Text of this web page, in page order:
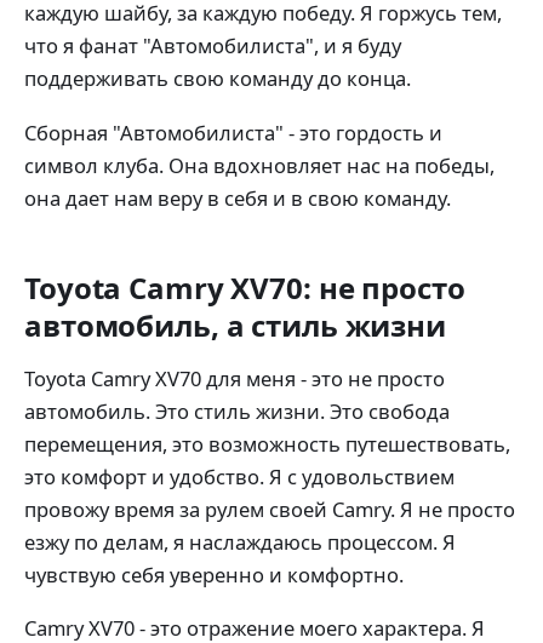
каждую шайбу, за каждую победу. Я горжусь тем,
что я фанат "Автомобилиста", и я буду
поддерживать свою команду до конца.
Сборная "Автомобилиста" - это гордость и
символ клуба. Она вдохновляет нас на победы,
она дает нам веру в себя и в свою команду.
Toyota Camry XV70: не просто
автомобиль, а стиль жизни
Toyota Camry XV70 для меня - это не просто
автомобиль. Это стиль жизни. Это свобода
перемещения, это возможность путешествовать,
это комфорт и удобство. Я с удовольствием
провожу время за рулем своей Camry. Я не просто
езжу по делам, я наслаждаюсь процессом. Я
чувствую себя уверенно и комфортно.
Camry XV70 - это отражение моего характера. Я